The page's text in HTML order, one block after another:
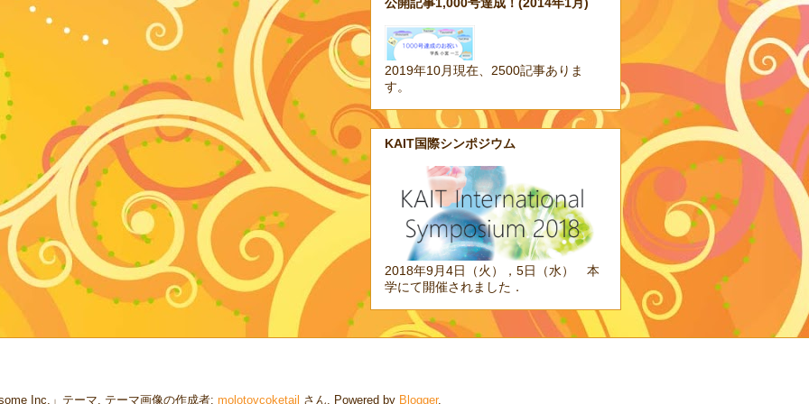
2019年10月現在、2500記事ありま
す。
KAIT国際シンポジウム
2018年9月4日（火），5日（水） 本
学にて開催されました．
Inc.」テーマ. テーマ画像の作成者: molotovcoketail さん. Powered by Blogger.